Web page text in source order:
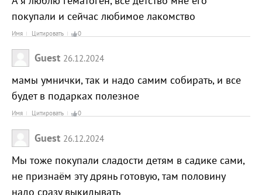
покупали и сейчас любимое лакомство
Имя Цитировать 0
Guest 26.12.2024
мамы умнички, так и надо самим собирать, и все
будет в подарках полезное
Имя Цитировать 0
Guest 26.12.2024
Мы тоже покупали сладости детям в садике сами,
не признаём эту дрянь готовую, там половину
надо сразу выкидывать